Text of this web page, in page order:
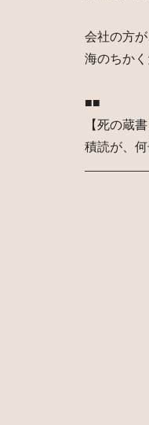
会社の方
海のちか
■■
【死の蔵
積読が、何